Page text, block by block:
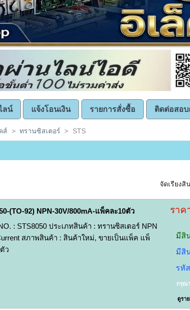
ลน์ แจ้งโอนเงิน รายการสั่งซื้อ ติดต่อสอบ
ส์ > ทรานซิสเตอร์ > STS
จัดเรียงสิ
(TO-92) NPN-30V/800mA-แพ็คละ10ตัว
: STS8050 ประเภทสินค้า : ทรานซิสเตอร์ NPN
สภาพสินค้า : สินค้าใหม่, ขายเป็นแพ็ค แพ็
ว
ราค
มีสิ
มีสิ
รหั
กรุณ
ดูรา